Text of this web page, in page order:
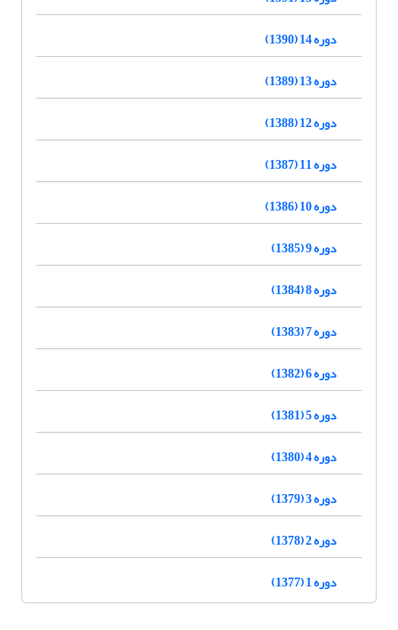
دوره 14 (1390)
دوره 13 (1389)
دوره 12 (1388)
دوره 11 (1387)
دوره 10 (1386)
دوره 9 (1385)
دوره 8 (1384)
دوره 7 (1383)
دوره 6 (1382)
دوره 5 (1381)
دوره 4 (1380)
دوره 3 (1379)
دوره 2 (1378)
دوره 1 (1377)